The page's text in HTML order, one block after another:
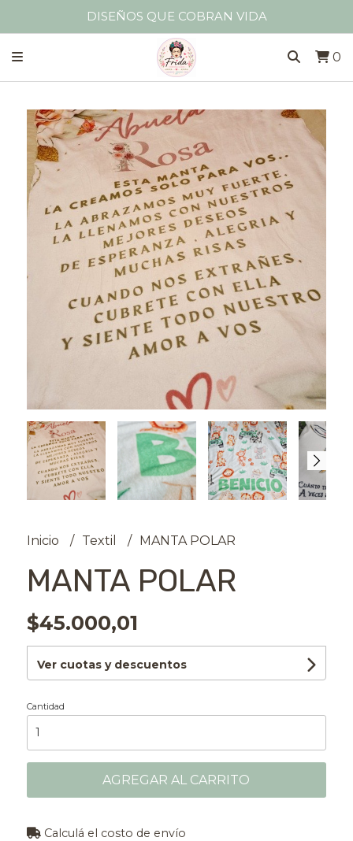
DISEÑOS QUE COBRAN VIDA
0
Inicio Textil MANTA POLAR
MANTA POLAR
$45.000,01
Ver cuotas y descuentos
Cantidad
AGREGAR AL CARRITO
Calculá el costo de envío